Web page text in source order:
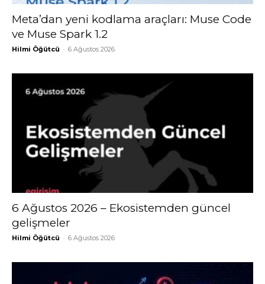
Meta’dan yeni kodlama araçları: Muse Code
ve Muse Spark 1.2
Hilmi Öğütcü - 6 Ağustos 2026
6 Ağustos 2026 – Ekosistemden güncel
gelişmeler
Hilmi Öğütcü - 6 Ağustos 2026